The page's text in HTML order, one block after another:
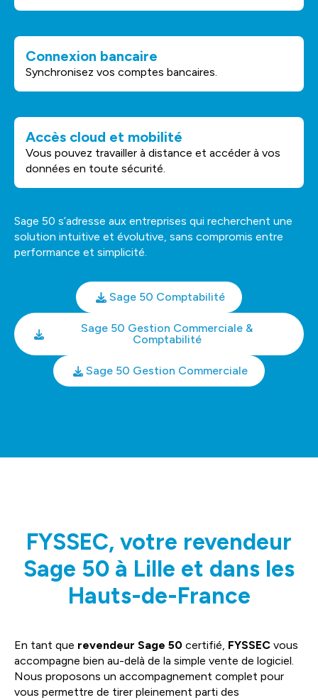
Connexion bancaire
Synchronisez vos comptes bancaires.
Accès cloud et mobilité
Vous pouvez travailler à distance et accéder à vos
données en toute sécurité.
Sage 50 s’adresse aux entreprises qui recherchent une
solution intuitive et évolutive, sans compromis entre
performance et simplicité.
Sage 50 Comptabilité
Sage 50 Gestion Commerciale &
Comptabilité
Sage 50 Gestion Commerciale
FYSSEC, votre revendeur
Sage 50 à Lille et dans les
Hauts-de-France
En tant que revendeur Sage 50 certifié, FYSSEC vous
accompagne bien au-delà de la simple vente de logiciel.
Nous proposons un accompagnement complet pour
vous permettre de tirer pleinement parti des